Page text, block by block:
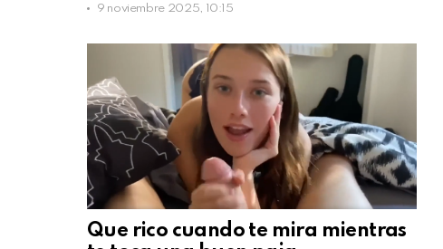
9 noviembre 2025, 10:15
Que rico cuando te mira mientras